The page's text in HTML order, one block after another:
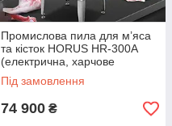
Промислова пила для м’яса
та кісток HORUS HR-300A
(електрична, харчове
виробництво)
Під замовлення
74 900 ₴